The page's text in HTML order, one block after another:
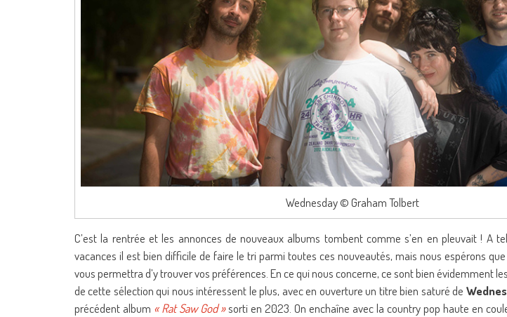
Wednesday © Graham Tolbert
C’est la rentrée et les annonces de nouveaux albums tombent comme s’en en pleuvait ! A
vacances il est bien difficile de faire le tri parmi toutes ces nouveautés, mais nous espérons
vous permettra d’y trouver vos préférences. En ce qui nous concerne, ce sont bien évidemment
de cette sélection qui nous intéressent le plus, avec en ouverture un titre bien saturé de
précédent album « Rat Saw God »sorti en 2023. On enchaîne avec la country pop haute en